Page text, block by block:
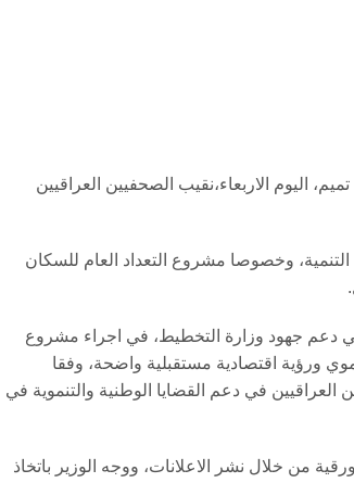
اليوم الاربعاء،نقيب الصحفيين العراقيين
وخصوصا مشروع التعداد العام للسكان
دعم جهود وزارة التخطيط، في اجراء مشروع
ورؤية اقتصادية مستقبلية واضحة، وفقا
العراقيين في دعم القضايا الوطنية والتنموية في
من خلال نشر الاعلانات، ووجه الوزير باتخاذ